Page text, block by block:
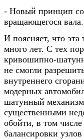
- Новый принцип
вращающегося вала.
И поясняет, что эта
много лет. С тех
кривошипно-
не смогли
внутреннего
модерных
шатунный
существенными
обойти, в том
балансировки